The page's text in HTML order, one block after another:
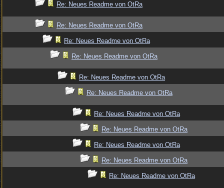
Re: Neues Readme von OtRa
Re: Neues Readme von OtRa
Re: Neues Readme von OtRa
Re: Neues Readme von OtRa
Re: Neues Readme von OtRa
Re: Neues Readme von OtRa
Re: Neues Readme von OtRa
Re: Neues Readme von OtRa
Re: Neues Readme von OtRa
Re: Neues Readme von OtRa
Re: Neues Readme von OtRa